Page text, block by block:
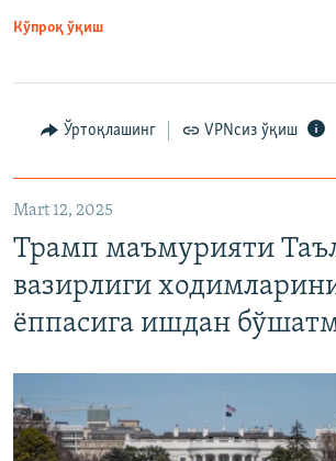
Кўпроқ ўқиш
Ўртоқлашинг VPNсиз ўқиш
Mart 12, 2025
Трамп маъмурияти
вазирлиги
ёппасига ишдан